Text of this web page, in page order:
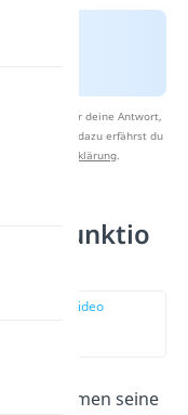
speichern wir deine Antwort,
Mehr dazu erfährst du
Datenschutzerklärung.
zur Stelle im Video
seine